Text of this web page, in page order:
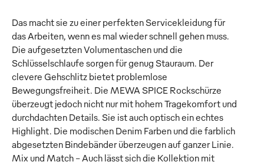
Das macht sie zu einer perfekten Servicekleidung für
das Arbeiten, wenn es mal wieder schnell gehen muss.
Die aufgesetzten Volumentaschen und die
Schlüsselschlaufe sorgen für genug Stauraum. Der
clevere Gehschlitz bietet problemlose
Bewegungsfreiheit. Die MEWA SPICE Rockschürze
überzeugt jedoch nicht nur mit hohem Tragekomfort und
durchdachten Details. Sie ist auch optisch ein echtes
Highlight. Die modischen Denim Farben und die farblich
abgesetzten Bindebänder überzeugen auf ganzer Linie.
Mix und Match – Auch lässt sich die Kollektion mit